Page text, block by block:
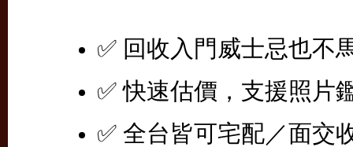
✅ 回收入門威士忌也不
✅ 快速估價，支援照片
✅ 全台皆可宅配／面交